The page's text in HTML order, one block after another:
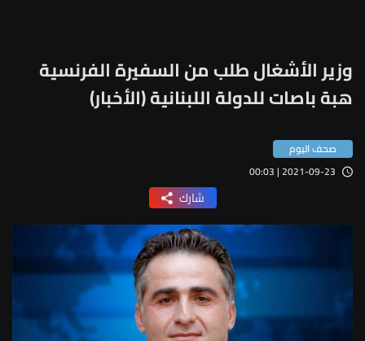
وزير الأشغال طلب من السفيرة الفرنسية
هبة باصات للدولة اللبنانية (الأخبار)
صحف اليوم
2021-09-23 | 00:03
شارك